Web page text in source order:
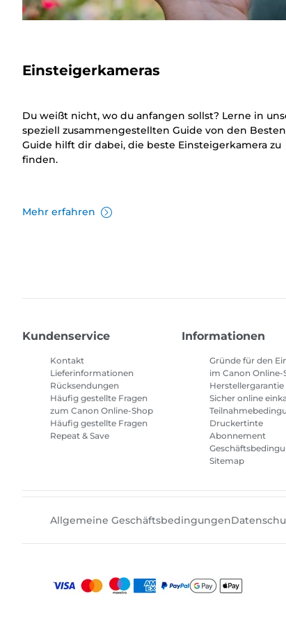
Einsteigerkameras
Du weißt nicht, wo du anfangen sollst? Lerne in
speziell zusammengestellten Guide von den
Guide hilft dir dabei, die beste Einsteigerkamera zu
finden.
Mehr erfahren
Kundenservice
Kontakt
Lieferinformationen
Rücksendungen
Häufig gestellte Fragen
zum Canon Online-Shop
Häufig gestellte Fragen
Repeat & Save
Informationen
Gründe für den
im Canon Online-
Herstellergarantie
Sicher online
Druckertinte
Abonnement
Sitemap
Allgemeine Geschäftsbedingungen